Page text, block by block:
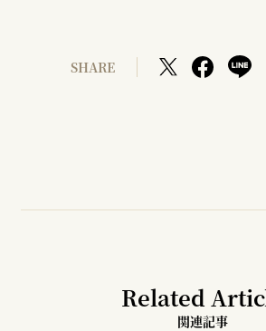
SHARE
Related
関連記事